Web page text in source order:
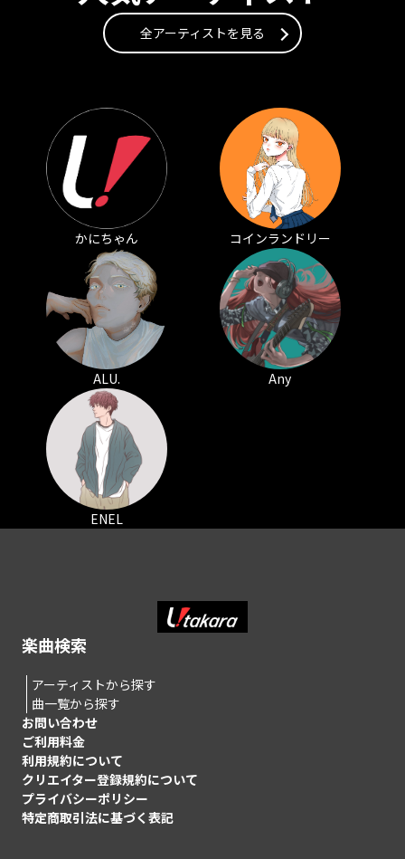
全アーティストを見る
かにちゃん コインランドリー
ALU. Any
ENEL
楽曲検索
アーティストから探す
曲一覧から探す
お問い合わせ
ご利用料金
利用規約について
クリエイター登録規約について
プライバシーポリシー
特定商取引法に基づく表記